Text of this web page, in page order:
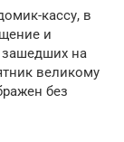
кассу, в
и
зашедших на
великому
без